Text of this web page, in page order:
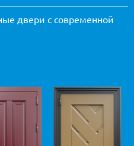
двери с современной